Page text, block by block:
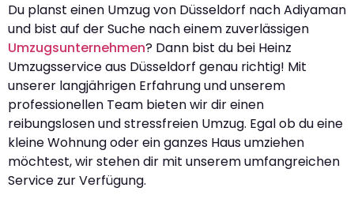
Du planst einen Umzug von Düsseldorf nach Adiyaman
und bist auf der Suche nach einem zuverlässigen
Umzugsunternehmen? Dann bist du bei Heinz
Umzugsservice aus Düsseldorf genau richtig! Mit
unserer langjährigen Erfahrung und unserem
professionellen Team bieten wir dir einen
reibungslosen und stressfreien Umzug. Egal ob du eine
kleine Wohnung oder ein ganzes Haus umziehen
möchtest, wir stehen dir mit unserem umfangreichen
Service zur Verfügung.